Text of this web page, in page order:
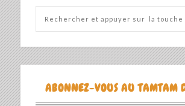
ABONNEZ-VOUS AU TAMTAM